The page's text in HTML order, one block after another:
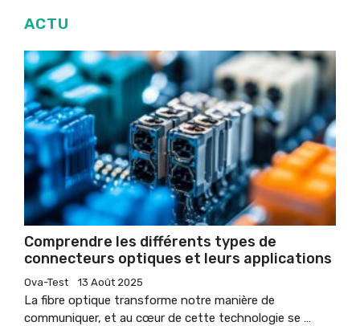
ACTU
Comprendre les différents types de
connecteurs optiques et leurs applications
Ova-Test 13 Août 2025
La fibre optique transforme notre manière de
communiquer, et au cœur de cette technologie se …